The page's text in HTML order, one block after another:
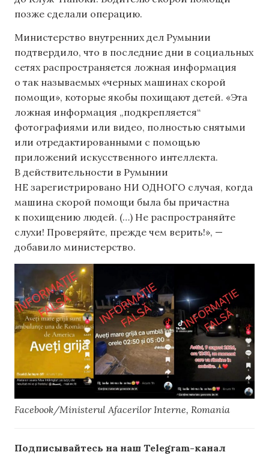
позже сделали операцию.
Министерство внутренних дел Румынии
подтвердило, что в последние дни в социальных
сетях распространяется ложная информация
о так называемых «черных машинах скорой
помощи», которые якобы похищают детей. «Эта
ложная информация „подкрепляется“
фотографиями или видео, полностью снятыми
или отредактированными с помощью
приложений искусственного интеллекта.
В действительности в Румынии
НЕ зарегистрировано НИ ОДНОГО случая, когда
машина скорой помощи была бы причастна
к похищению людей. (…) Не распространяйте
слухи! Проверяйте, прежде чем верить!», —
добавило министерство.
Facebook/Ministerul Afacerilor Interne, Romania
Подписывайтесь на наш Telegram-канал